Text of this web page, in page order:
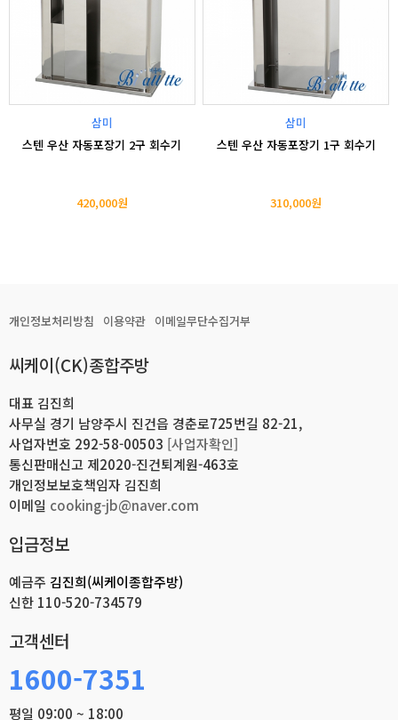
삼미
스텐 우산 자동포장기 2구 회수기
420,000원
삼미
스텐 우산 자동포장기 1구 회수기
310,000원
개인정보처리방침 이용약관 이메일무단수집거부
씨케이(CK)종합주방
대표 김진희
사무실 경기 남양주시 진건읍 경춘로725번길 82-21,
사업자번호 292-58-00503 [사업자확인]
통신판매신고 제2020-진건퇴계원-463호
개인정보보호책임자 김진희
이메일 cooking-jb@naver.com
입금정보
예금주 김진희(씨케이종합주방)
신한 110-520-734579
고객센터
1600-7351
평일 09:00 ~ 18:00